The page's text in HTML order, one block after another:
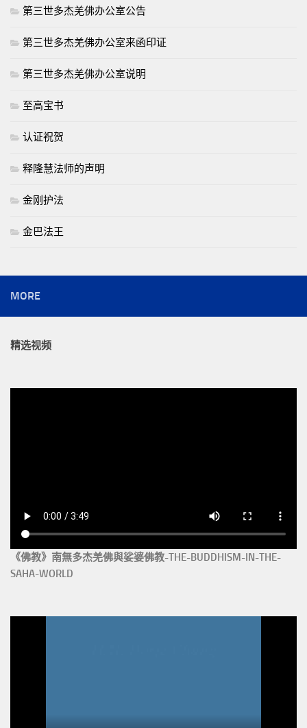
第三世多杰羌佛办公室公告
第三世多杰羌佛办公室来函印证
第三世多杰羌佛办公室说明
至高宝书
认证祝贺
释隆慧法师的声明
金刚护法
金巴法王
MORE
精选视频
《佛教》南無多杰羌佛與娑婆佛教-THE-BUDDHISM-IN-THE-
SAHA-WORLD